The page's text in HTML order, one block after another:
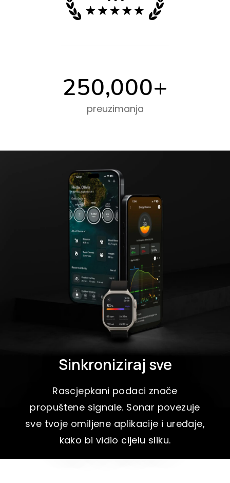
250,000+
preuzimanja
Sinkroniziraj sve
Rascjepkani podaci znače
propuštene signale. Sonar povezuje
sve tvoje omiljene aplikacije i uređaje,
kako bi vidio cijelu sliku.